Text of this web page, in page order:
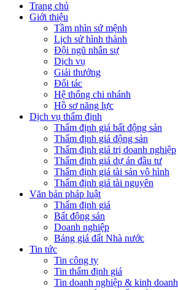
Trang chủ
Giới thiệu
Tầm nhìn sứ mệnh
Lịch sử hình thành
Đội ngũ nhân sự
Dịch vụ
Giải thưởng
Đối tác
Hệ thống chi nhánh
Hồ sơ năng lực
Dịch vụ thẩm định
Thẩm định giá bất động sản
Thẩm định giá động sản
Thẩm định giá trị doanh nghiệp
Thẩm định giá dự án đầu tư
Thẩm định giá tài sản vô hình
Thẩm định giá tài nguyên
Văn bản pháp luật
Thẩm định giá
Bất động sản
Doanh nghiệp
Bảng giá đất Nhà nước
Tin tức
Tin công ty
Tin thẩm định giá
Tin doanh nghiệp & kinh doanh